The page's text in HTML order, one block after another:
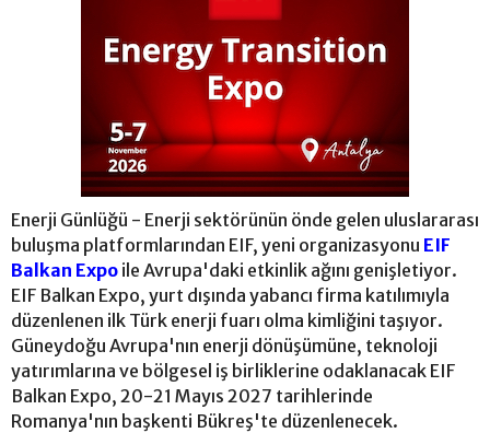
Enerji Günlüğü - Enerji sektörünün önde gelen uluslararası
buluşma platformlarından EIF, yeni organizasyonu EIF
Balkan Expo ile Avrupa'daki etkinlik ağını genişletiyor.
EIF Balkan Expo, yurt dışında yabancı firma katılımıyla
düzenlenen ilk Türk enerji fuarı olma kimliğini taşıyor.
Güneydoğu Avrupa'nın enerji dönüşümüne, teknoloji
yatırımlarına ve bölgesel iş birliklerine odaklanacak EIF
Balkan Expo, 20-21 Mayıs 2027 tarihlerinde
Romanya'nın başkenti Bükreş'te düzenlenecek.